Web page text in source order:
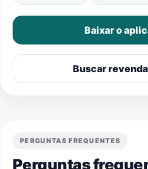
Baixar o
Buscar
PERGUNTAS FREQUENTES
Perguntas